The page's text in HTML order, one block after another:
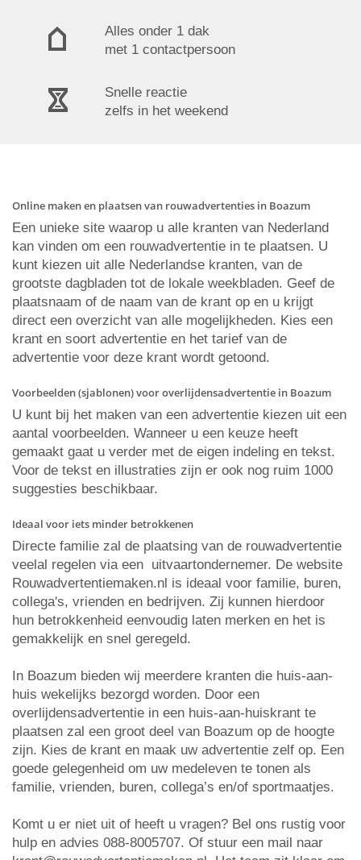
Alles onder 1 dak
met 1 contactpersoon
Snelle reactie
zelfs in het weekend
Online maken en plaatsen van rouwadvertenties in Boazum
Een unieke site waarop u alle kranten van Nederland
kan vinden om een rouwadvertentie in te plaatsen. U
kunt kiezen uit alle Nederlandse kranten, van de
grootste dagbladen tot de lokale weekbladen. Geef de
plaatsnaam of de naam van de krant op en u krijgt
direct een overzicht van alle mogelijkheden. Kies een
krant en soort advertentie en het tarief van de
advertentie voor deze krant wordt getoond.
Voorbeelden (sjablonen) voor overlijdensadvertentie in Boazum
U kunt bij het maken van een advertentie kiezen uit een
aantal voorbeelden. Wanneer u een keuze heeft
gemaakt gaat u verder met de eigen indeling en tekst.
Voor de tekst en illustraties zijn er ook nog ruim 1000
suggesties beschikbaar.
Ideaal voor iets minder betrokkenen
Directe familie zal de plaatsing van de rouwadvertentie
veelal regelen via een uitvaartondernemer. De website
Rouwadvertentiemaken.nl is ideaal voor familie, buren,
collega's, vrienden en bedrijven. Zij kunnen hierdoor
hun betrokkenheid eenvoudig laten merken en het is
gemakkelijk en snel geregeld.
In Boazum bieden wij meerdere kranten die huis-aan-
huis wekelijks bezorgd worden. Door een
overlijdensadvertentie in een huis-aan-huiskrant te
plaatsen zal een groot deel van Boazum op de hoogte
zijn. Kies de krant en maak uw advertentie zelf op. Een
goede gelegenheid om uw medeleven te tonen als
familie, vrienden, buren, collega’s en/of sportmaatjes.
Komt u er niet uit of heeft u vragen? Bel ons rustig voor
hulp en advies 088-8005707. Of stuur een mail naar